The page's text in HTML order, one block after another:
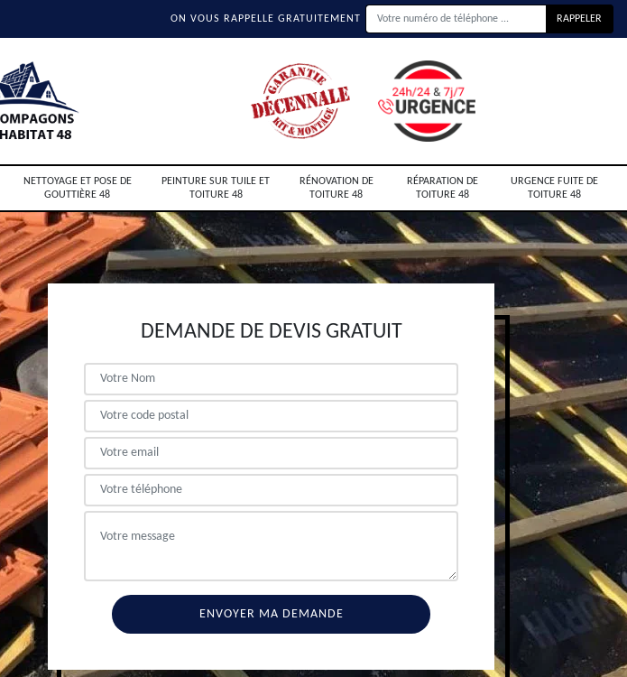
ON VOUS RAPPELLE GRATUITEMENT
NETTOYAGE ET POSE DE
GOUTTIÈRE 48
PEINTURE SUR TUILE ET
TOITURE 48
RÉNOVATION DE
TOITURE 48
RÉPARATION DE
TOITURE 48
URGENCE FUITE DE
TOITURE 48
DEMANDE DE DEVIS GRATUIT